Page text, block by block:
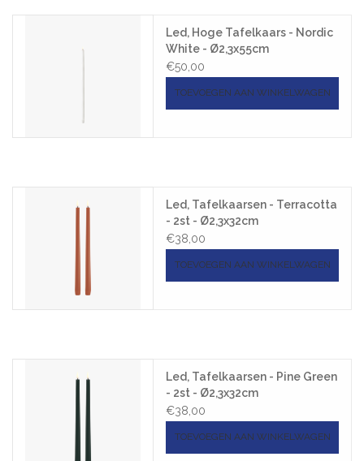
Led, Hoge Tafelkaars - Nordic
White - Ø2,3x55cm
€50,00
TOEVOEGEN AAN WINKELWAGEN
Led, Tafelkaarsen - Terracotta
- 2st - Ø2,3x32cm
€38,00
TOEVOEGEN AAN WINKELWAGEN
Led, Tafelkaarsen - Pine Green
- 2st - Ø2,3x32cm
€38,00
TOEVOEGEN AAN WINKELWAGEN